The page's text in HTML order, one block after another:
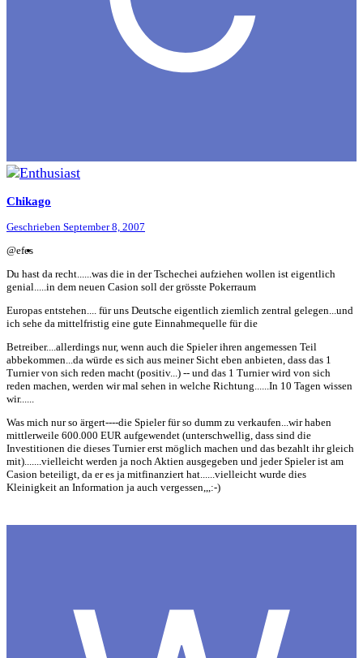
Chikago
Geschrieben September 8, 2007
@efes
Du hast da recht......was die in der Tschechei aufziehen wollen ist eigentlich
genial.....in dem neuen Casion soll der grösste Pokerraum
Europas entstehen.... für uns Deutsche eigentlich ziemlich zentral gelegen...und
ich sehe da mittelfristig eine gute Einnahmequelle für die
Betreiber....allerdings nur, wenn auch die Spieler ihren angemessen Teil
abbekommen...da würde es sich aus meiner Sicht eben anbieten, dass das 1
Turnier von sich reden macht (positiv...) -- und das 1 Turnier wird von sich
reden machen, werden wir mal sehen in welche Richtung......In 10 Tagen wissen
wir......
Was mich nur so ärgert----die Spieler für so dumm zu verkaufen...wir haben
mittlerweile 600.000 EUR aufgewendet (unterschwellig, dass sind die
Investitionen die dieses Turnier erst möglich machen und das bezahlt ihr gleich
mit).......vielleicht werden ja noch Aktien ausgegeben und jeder Spieler ist am
Casion beteiligt, da er es ja mitfinanziert hat......vielleicht wurde dies
Kleinigkeit an Information ja auch vergessen,,,:-)